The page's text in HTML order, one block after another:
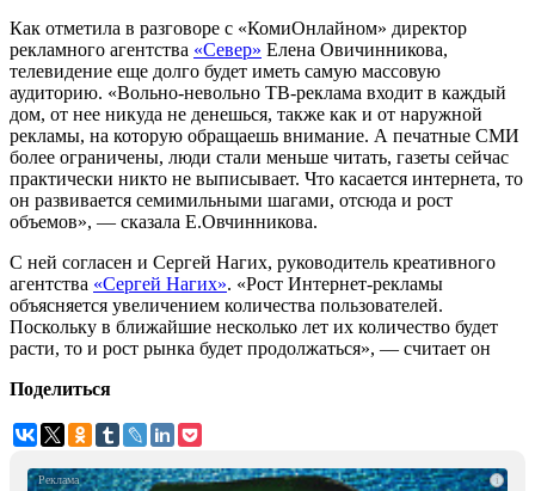
Как отметила в разговоре с «КомиОнлайном» директор
рекламного агентства «Север» Елена Овичинникова,
телевидение еще долго будет иметь самую массовую
аудиторию. «Вольно-невольно ТВ-реклама входит в каждый
дом, от нее никуда не денешься, также как и от наружной
рекламы, на которую обращаешь внимание. А печатные СМИ
более ограничены, люди стали меньше читать, газеты сейчас
практически никто не выписывает. Что касается интернета, то
он развивается семимильными шагами, отсюда и рост
объемов», — сказала Е.Овчинникова.
С ней согласен и Сергей Нагих, руководитель креативного
агентства «Сергей Нагих». «Рост Интернет-рекламы
объясняется увеличением количества пользователей.
Поскольку в ближайшие несколько лет их количество будет
расти, то и рост рынка будет продолжаться», — считает он
Поделиться
i